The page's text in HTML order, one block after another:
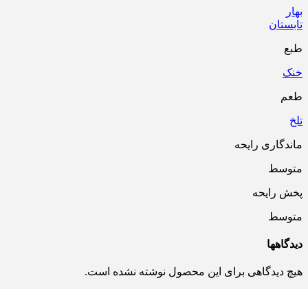
بهار
تابستان
طبع
خنک
طعم
تلخ
ماندگاری رایحه
متوسط
پخش رایحه
متوسط
دیدگاهها
هیچ دیدگاهی برای این محصول نوشته نشده است.